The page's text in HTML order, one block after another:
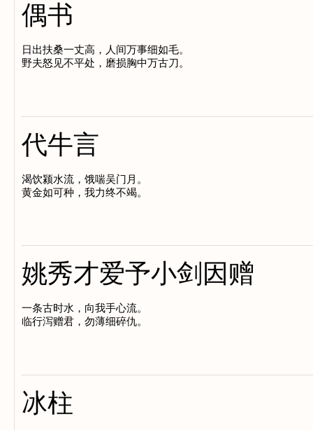
偶书
日出扶桑一丈高，人间万事细如毛。
代牛言
渴饮颍水流，饿喘吴门月。
姚秀才爱予小剑因赠
一条古时水，向我手心流。
冰柱